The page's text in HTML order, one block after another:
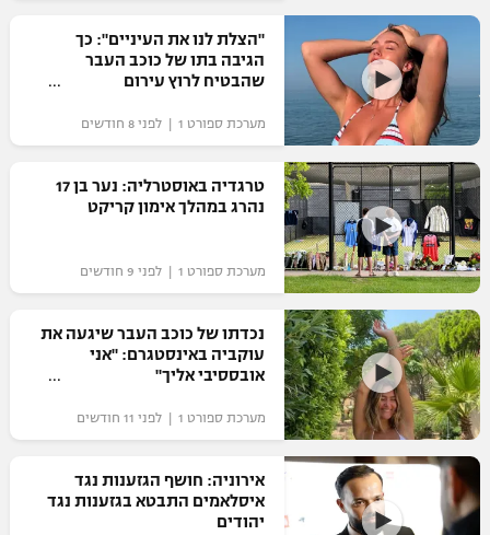
VOD
רץ ברשת
תוצאות
לוח שידורים
ברחבה
"מעל הליגה" – פודקאסט
גביע המדינה
נבחרת ישראל
מכבי חיפה
בית"ר ירושלים
מכבי תל אביב
הפועל תל אביב
הפועל חיפה
הפועל באר שבע
מכבי נתניה
בני יהודה
ליגה גרמנית
ליגה ספרדית
ליגה איטלקית
ליגה צרפתית
ליגה הולנדית
ליגה סינית
ליגה ברזילאית
ליגות נוספות
ליגה לאומית
כדורסל נשים
מכבי תל אביב
הפועל חולון
הפועל ירושלים
דני אבדיה
NBA
יורוליג
יורוקאפ
ענפים נוספים
טניס
כדוריד
כדורעף
שחייה
ג'ודו
אגרוף
ספורט אולימפי
UFC
היאבקות WWE
"הצלת לנו את העיניים": כך
הגיבה בתו של כוכב העבר
שהבטיח לרוץ עירום
מערכת ספורט 1 | לפני 8 חודשים
טרגדיה באוסטרליה: נער בן 17
נהרג במהלך אימון קריקט
מערכת ספורט 1 | לפני 9 חודשים
נכדתו של כוכב העבר שיגעה את
עוקביה באינסטגרם: "אני
אובססיבי אליך"
מערכת ספורט 1 | לפני 11 חודשים
אירוניה: חושף הגזענות נגד
איסלאמים התבטא בגזענות נגד
יהודים